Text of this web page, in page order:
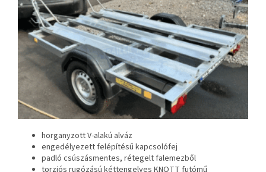
horganyzott V-alakú alváz
engedélyezett felépítésű kapcsolófej
padló csúszásmentes, rétegelt falemezből